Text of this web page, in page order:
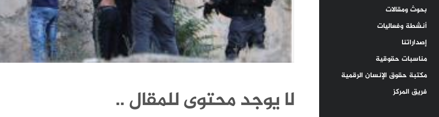
بحوث ومقالات
أنشطة وفعاليات
إصداراتنا
مناسبات حقوقية
مكتبة حقوق الإنسان الرقمية
فريق المركز
لا يوجد محتوى للمقال ..